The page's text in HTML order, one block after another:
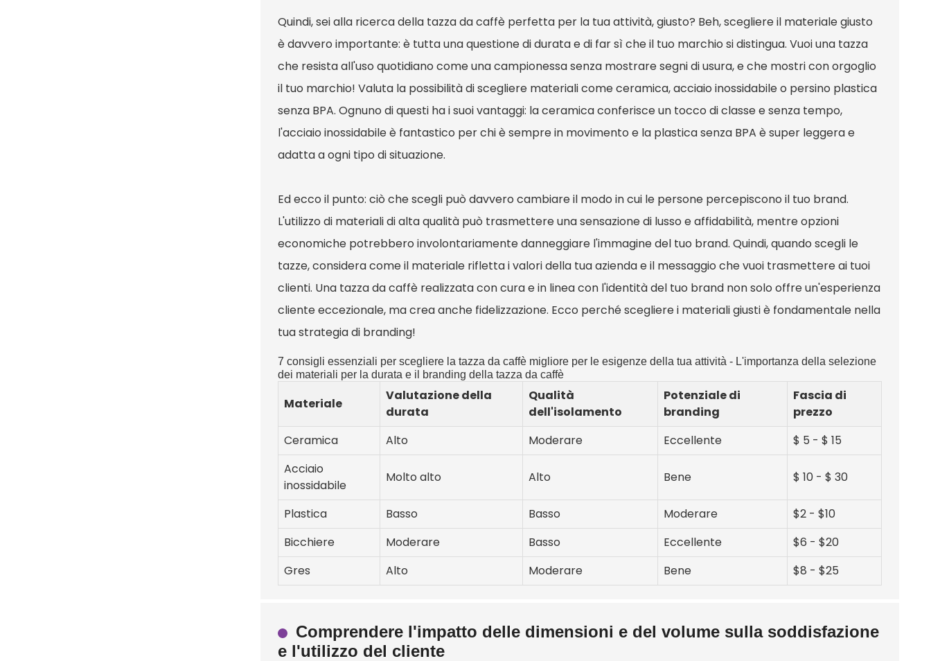
Quindi, sei alla ricerca della tazza da caffè perfetta per la tua attività, giusto? Beh, scegliere il materiale giusto
è davvero importante: è tutta una questione di durata e di far sì che il tuo marchio si distingua. Vuoi una tazza
che resista all'uso quotidiano come una campionessa senza mostrare segni di usura, e che mostri con orgoglio
il tuo marchio! Valuta la possibilità di scegliere materiali come ceramica, acciaio inossidabile o persino plastica
senza BPA. Ognuno di questi ha i suoi vantaggi: la ceramica conferisce un tocco di classe e senza tempo,
l'acciaio inossidabile è fantastico per chi è sempre in movimento e la plastica senza BPA è super leggera e
adatta a ogni tipo di situazione.
Ed ecco il punto: ciò che scegli può davvero cambiare il modo in cui le persone percepiscono il tuo brand.
L'utilizzo di materiali di alta qualità può trasmettere una sensazione di lusso e affidabilità, mentre opzioni
economiche potrebbero involontariamente danneggiare l'immagine del tuo brand. Quindi, quando scegli le
tazze, considera come il materiale rifletta i valori della tua azienda e il messaggio che vuoi trasmettere ai tuoi
clienti. Una tazza da caffè realizzata con cura e in linea con l'identità del tuo brand non solo offre un'esperienza
cliente eccezionale, ma crea anche fidelizzazione. Ecco perché scegliere i materiali giusti è fondamentale nella
tua strategia di branding!
7 consigli essenziali per scegliere la tazza da caffè migliore per le esigenze della tua attività - L'importanza della selezione
dei materiali per la durata e il branding della tazza da caffè
Materiale
Valutazione della
durata
Qualità
dell'isolamento
Potenziale di
branding
Fascia di
prezzo
Ceramica
Alto Moderare Eccellente
$ 5 - $ 15
Acciaio
inossidabile
Molto alto Alto Bene $ 10 - $ 30
Plastica Basso Basso Moderare
$2 - $10
Bicchiere
Moderare Basso Eccellente
$6 - $20
Gres
Alto Moderare Bene $8 - $25
Comprendere l'impatto delle dimensioni e del volume sulla soddisfazione
e l'utilizzo del cliente